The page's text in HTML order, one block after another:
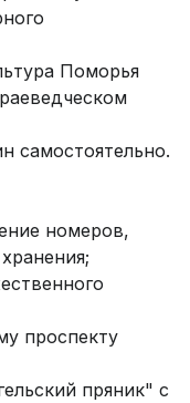
Поморья
самостоятельно.
номеров,
проспекту
пряник" с